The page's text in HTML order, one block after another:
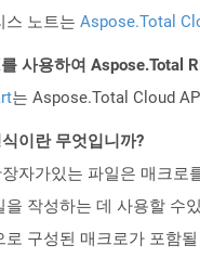
스 노트는 Aspose.Total
사용하여 Aspose.Total
는 Aspose.Total Cloud
이란 무엇입니까?
장자가있는 파일은 매크
을 작성하는 데 사용할 수
로 구성된 매크로가 포함